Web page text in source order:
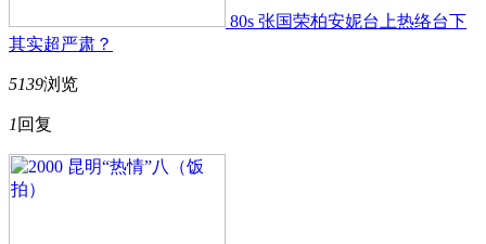
80s 张国荣柏安妮台上热络台下
其实超严肃？
5139浏览
1 回复